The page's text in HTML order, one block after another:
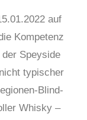
auf
Kompetenz
Speyside
typischer
Blind-
Whisky –